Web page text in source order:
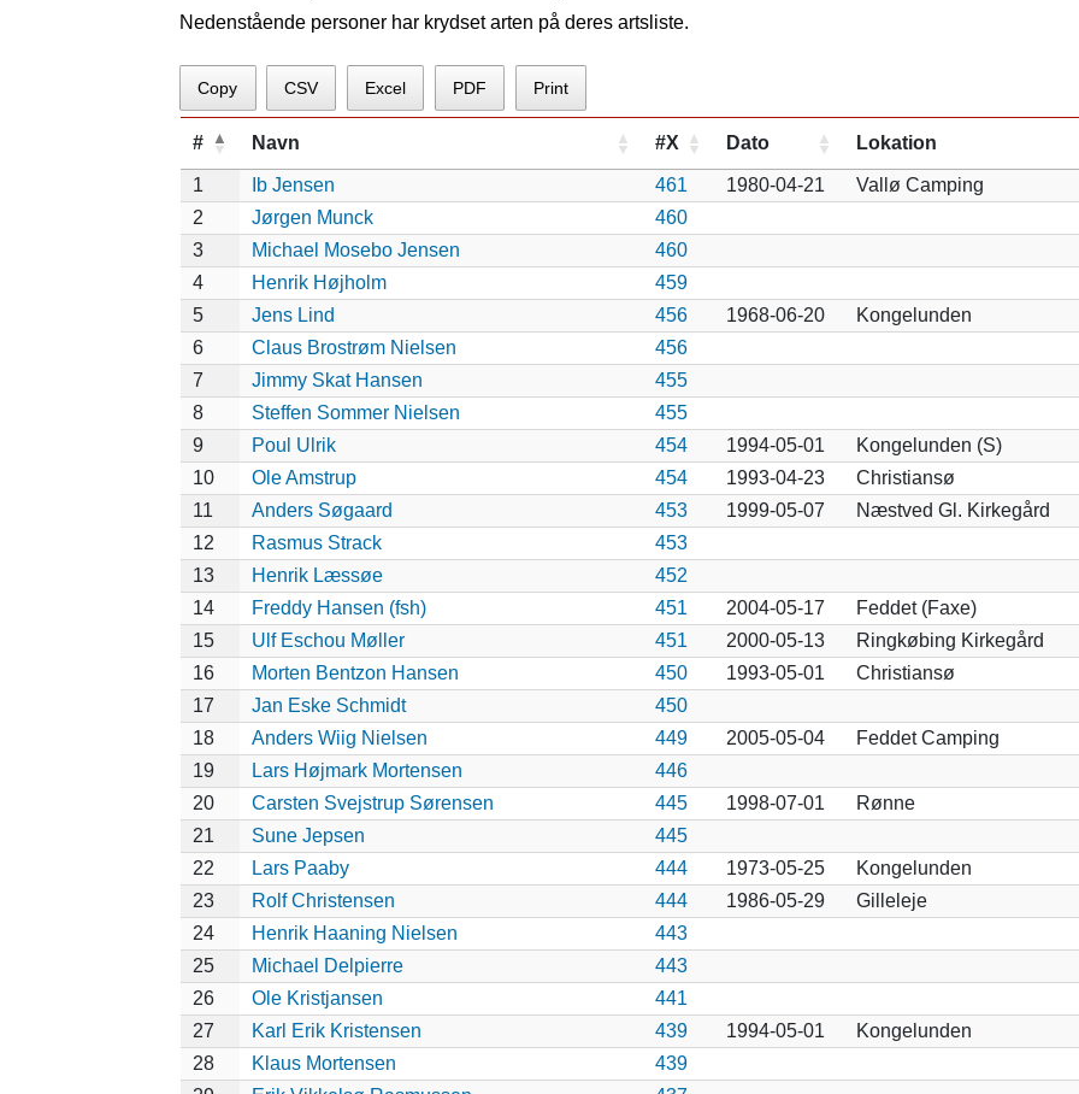
Nedenstående personer har krydset arten på deres artsliste.
Copy CSV Excel PDF Print
# Navn #X Dato Lokation
1 Ib Jensen 461 1980-04-21
Vallø Camping
2
Jørgen Munck
460
3
Michael Mosebo Jensen
460
4
Henrik Højholm
459
5
Jens Lind 456 1968-06-20
Kongelunden
6
Claus Brostrøm Nielsen
456
7
Jimmy Skat Hansen
455
8
Steffen Sommer Nielsen
455
9
Poul Ulrik 454 1994-05-01
Kongelunden (S)
10
Ole Amstrup 454 1993-04-23
Christiansø
11
Anders Søgaard 453 1999-05-07
Næstved Gl. Kirkegård
12
Rasmus Strack
453
13
Henrik Læssøe
452
14
Freddy Hansen (fsh) 451 2004-05-17
Feddet (Faxe)
15
Ulf Eschou Møller 451 2000-05-13
Ringkøbing Kirkegård
16
Morten Bentzon Hansen 450 1993-05-01
Christiansø
17
Jan Eske Schmidt
450
18
Anders Wiig Nielsen 449 2005-05-04
Feddet Camping
19
Lars Højmark Mortensen
446
20
Carsten Svejstrup Sørensen 445 1998-07-01
Rønne
21
Sune Jepsen
445
22
Lars Paaby 444 1973-05-25
Kongelunden
23
Rolf Christensen 444 1986-05-29
Gilleleje
24
Henrik Haaning Nielsen
443
25
Michael Delpierre
443
26
Ole Kristjansen
441
27
Karl Erik Kristensen 439 1994-05-01
Kongelunden
28
Klaus Mortensen
439